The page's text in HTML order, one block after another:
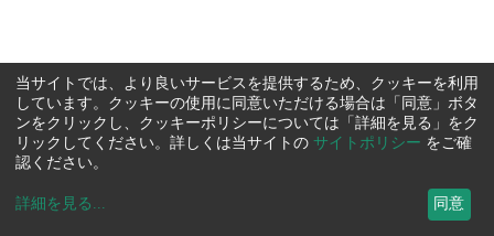
当サイトでは、より良いサービスを提供するため、クッキーを利用
しています。クッキーの使用に同意いただける場合は「同意」ボタ
ンをクリックし、クッキーポリシーについては「詳細を見る」をク
リックしてください。詳しくは当サイトの サイトポリシー をご確
認ください。
詳細を見る ... 同意